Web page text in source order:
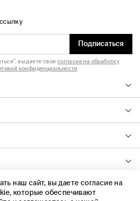
Подписаться
вы даете свое согласие на обработку
конфиденциальности
наш сайт, вы даете согласие на
которые обеспечивают